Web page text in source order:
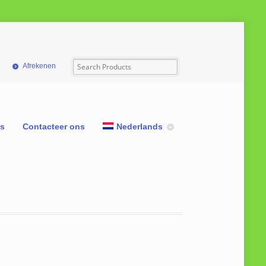
Afrekenen
Contacteer ons Nederlands